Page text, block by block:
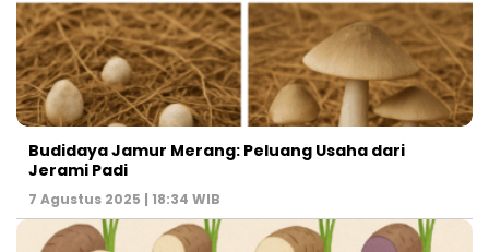
Budidaya Jamur Merang: Peluang Usaha dari
Jerami Padi
7 Agustus 2025 | 18:34 WIB